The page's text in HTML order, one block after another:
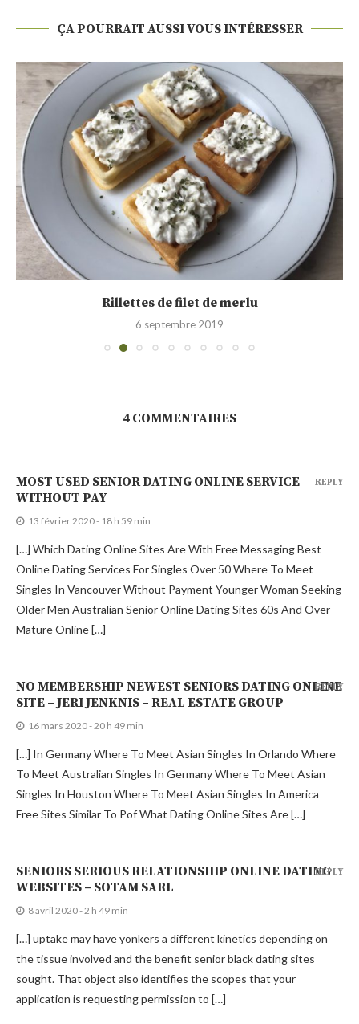
ÇA POURRAIT AUSSI VOUS INTÉRESSER
Rillettes de filet de merlu
6 septembre 2019
4 COMMENTAIRES
MOST USED SENIOR DATING ONLINE SERVICE
WITHOUT PAY
13 février 2020 - 18 h 59 min
[…] Which Dating Online Sites Are With Free Messaging Best
Online Dating Services For Singles Over 50 Where To Meet
Singles In Vancouver Without Payment Younger Woman Seeking
Older Men Australian Senior Online Dating Sites 60s And Over
Mature Online […]
REPLY
NO MEMBERSHIP NEWEST SENIORS DATING ONLINE
SITE – JERI JENKNIS – REAL ESTATE GROUP
16 mars 2020 - 20 h 49 min
[…] In Germany Where To Meet Asian Singles In Orlando Where
To Meet Australian Singles In Germany Where To Meet Asian
Singles In Houston Where To Meet Asian Singles In America
Free Sites Similar To Pof What Dating Online Sites Are […]
REPLY
SENIORS SERIOUS RELATIONSHIP ONLINE DATING
WEBSITES – SOTAM SARL
8 avril 2020 - 2 h 49 min
[…] uptake may have yonkers a different kinetics depending on
the tissue involved and the benefit senior black dating sites
sought. That object also identifies the scopes that your
application is requesting permission to […]
REPLY